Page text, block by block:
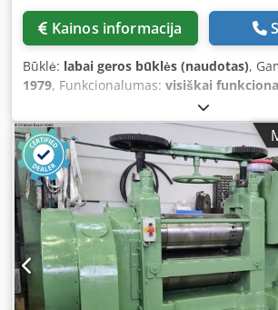
Kainos informacija
Būklė: labai geros būklės (naudotas),
1979, Funkcionalumas: visiškai
sritis: iki 500 N/mm² 22 - 7,0 mm Crsdpfx
1.000 N/mm² 21 - 8,0 mm virš 1.000 N/
Kalandrų skaičius: 10